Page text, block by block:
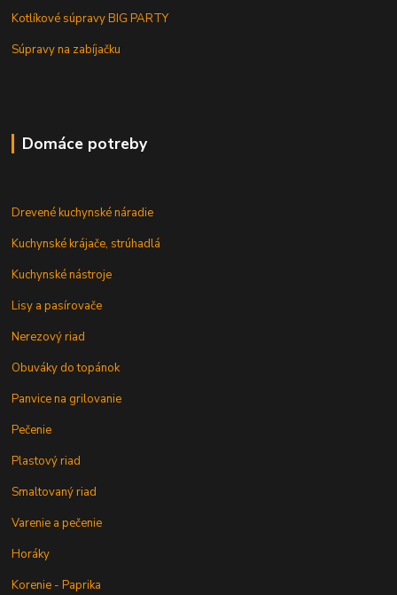
Kotlíkové súpravy BIG PARTY
Súpravy na zabíjačku
Domáce potreby
Drevené kuchynské náradie
Kuchynské krájače, strúhadlá
Kuchynské nástroje
Lisy a pasírovače
Nerezový riad
Obuváky do topánok
Panvice na grilovanie
Pečenie
Plastový riad
Smaltovaný riad
Varenie a pečenie
Horáky
Korenie - Paprika